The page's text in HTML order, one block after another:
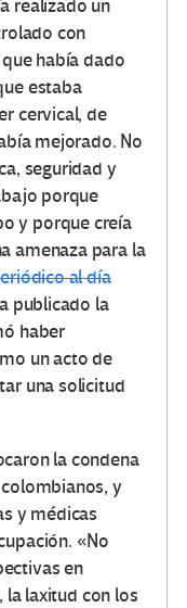
realizado un
con
había dado
estaba
cervical, de
mejorado. No
seguridad y
porque
y porque creía
amenaza para la
al día
publicado la
haber
un acto de
una solicitud
la condena
y
y médicas
«No
en
laxitud con los